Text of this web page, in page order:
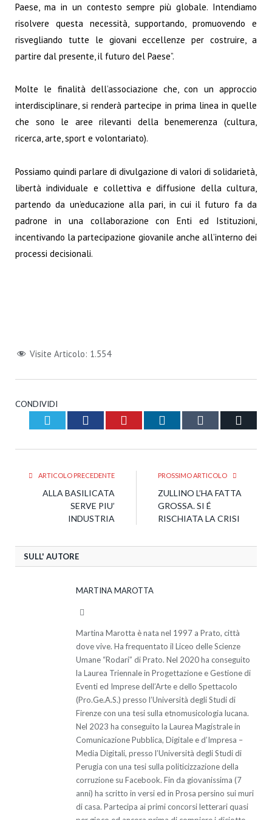
Paese, ma in un contesto sempre più globale. Intendiamo
risolvere questa necessità, supportando, promuovendo e
risvegliando tutte le giovani eccellenze per costruire, a
partire dal presente, il futuro del Paese”.
Molte le finalità dell’associazione che, con un approccio
interdisciplinare, si renderà partecipe in prima linea in quelle
che sono le aree rilevanti della benemerenza (cultura,
ricerca, arte, sport e volontariato).
Possiamo quindi parlare di divulgazione di valori di solidarietà,
libertà individuale e collettiva e diffusione della cultura,
partendo da un’educazione alla pari, in cui il futuro fa da
padrone in una collaborazione con Enti ed Istituzioni,
incentivando la partecipazione giovanile anche all’interno dei
processi decisionali.
Visite Articolo: 1.554
CONDIVIDI
Twitter Facebook Pinterest LinkedIn Tumblr
ARTICOLO PRECEDENTE
ALLA BASILICATA
SERVE PIU’
INDUSTRIA
PROSSIMO ARTICOLO
ZULLINO L’HA FATTA
GROSSA. SI É
RISCHIATA LA CRISI
SULL' AUTORE
MARTINA MAROTTA
Martina Marotta è nata nel 1997 a Prato, città
dove vive. Ha frequentato il Liceo delle Scienze
Umane “Rodari” di Prato. Nel 2020 ha conseguito
la Laurea Triennale in Progettazione e Gestione di
Eventi ed Imprese dell’Arte e dello Spettacolo
(Pro.Ge.A.S.) presso l’Università degli Studi di
Firenze con una tesi sulla etnomusicologia lucana.
Nel 2023 ha conseguito la Laurea Magistrale in
Comunicazione Pubblica, Digitale e d’Impresa –
Media Digitali, presso l’Università degli Studi di
Perugia con una tesi sulla politicizzazione della
corruzione su Facebook. Fin da giovanissima (7
anni) ha scritto in versi ed in Prosa persino sui muri
di casa. Partecipa ai primi concorsi letterari quasi